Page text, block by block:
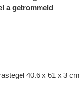
a getrommeld